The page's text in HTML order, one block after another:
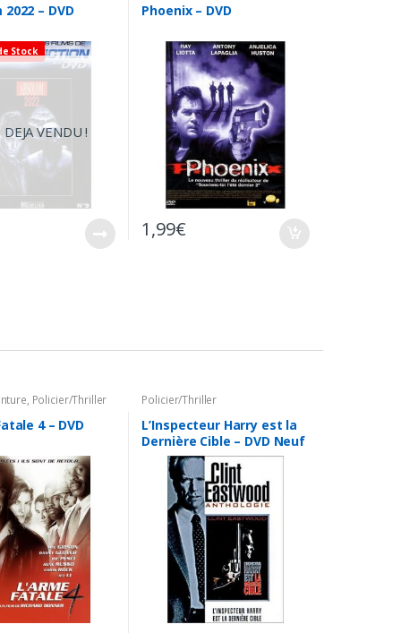
– DVD
Stock
VENDU !
Phoenix – DVD
1,99€
, Policier/Thriller
4 – DVD
Policier/Thriller
L’Inspecteur Harry est la
Dernière Cible – DVD Neuf
sous Blister